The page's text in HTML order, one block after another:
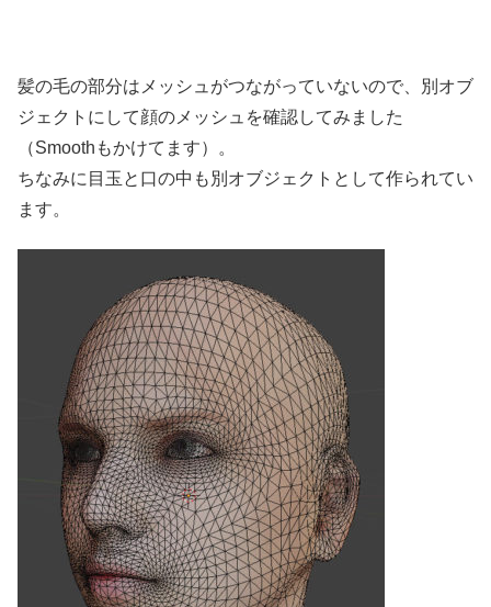
髪の毛の部分はメッシュがつながっていないので、別オブ
ジェクトにして顔のメッシュを確認してみました
（Smoothもかけてます）。
ちなみに目玉と口の中も別オブジェクトとして作られてい
ます。